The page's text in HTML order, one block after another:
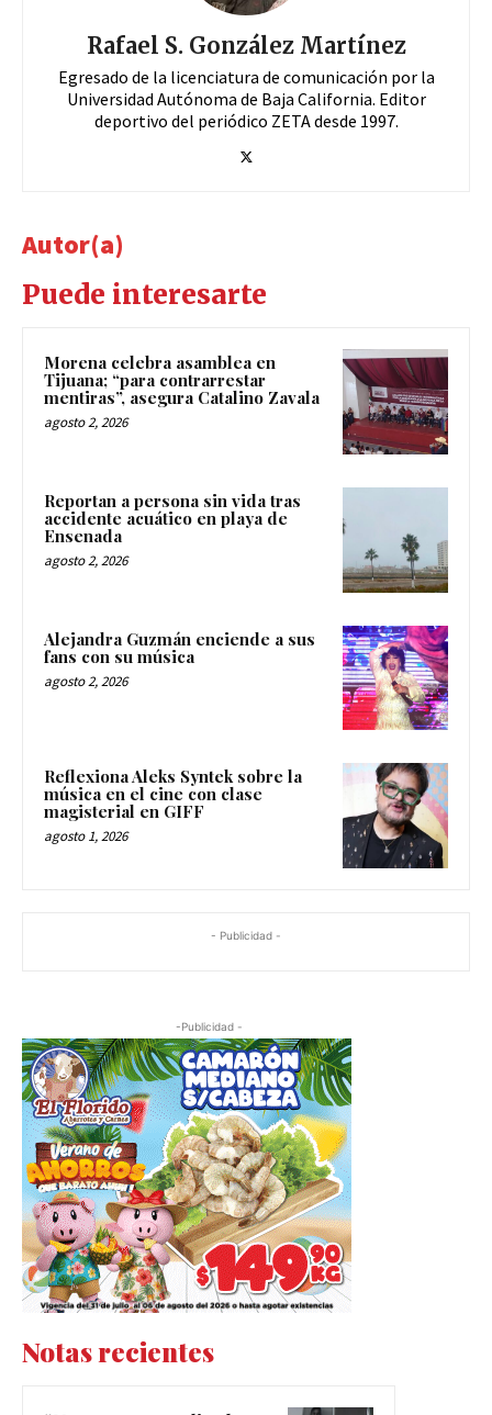
Rafael S. González Martínez
Egresado de la licenciatura de comunicación por la
Universidad Autónoma de Baja California. Editor
deportivo del periódico ZETA desde 1997.
Autor(a)
Puede interesarte
Morena celebra asamblea en
Tijuana; “para contrarrestar
mentiras”, asegura Catalino Zavala
agosto 2, 2026
Reportan a persona sin vida tras
accidente acuático en playa de
Ensenada
agosto 2, 2026
Alejandra Guzmán enciende a sus
fans con su música
agosto 2, 2026
Reflexiona Aleks Syntek sobre la
música en el cine con clase
magisterial en GIFF
agosto 1, 2026
- Publicidad -
-Publicidad -
Notas recientes